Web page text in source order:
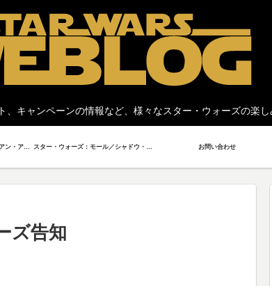
キャンペーンの情報など、様々なスター・ウォーズの楽し
お問い合わせ
ズ告知